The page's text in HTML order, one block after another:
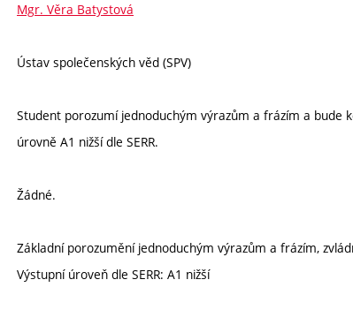
Mgr. Věra Batystová
Ústav společenských věd (SPV)
Student porozumí jednoduchým výrazům a frázím a bude
úrovně A1 nižší dle SERR.
Žádné.
Základní porozumění jednoduchým výrazům a frázím,
Výstupní úroveň dle SERR: A1 nižší